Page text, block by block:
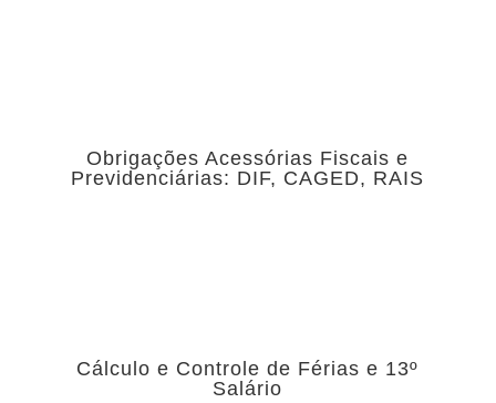
Obrigações Acessórias Fiscais e
Previdenciárias: DIF, CAGED, RAIS
Cálculo e Controle de Férias e 13º
Salário